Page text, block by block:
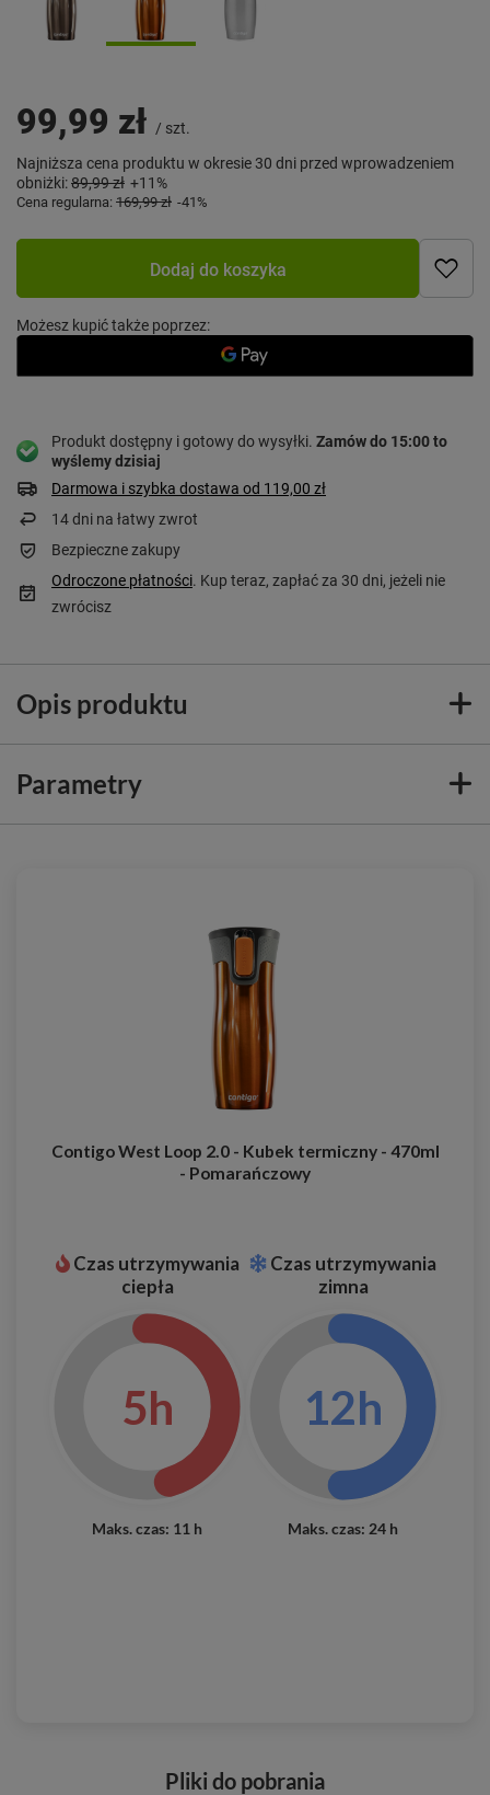
99,99 zł / szt.
Najniższa cena produktu w okresie 30 dni przed wprowadzeniem
obniżki:89,99 zł +11%
Cena regularna: 169,99 zł -41%
Dodaj do koszyka
Możesz kupić także poprzez:
Produkt dostępny i gotowy do wysyłki Zamów do 15:00 to
wyślemy dzisiaj
Darmowa i szybka dostawa od 119,00 zł
14dni na łatwy zwrot
Bezpieczne zakupy
Odroczone płatności. Kup teraz, zapłać za 30 dni, jeżeli nie
zwrócisz
Opis produktu
Parametry
Contigo West Loop 2.0 - Kubek termiczny - 470ml
- Pomarańczowy
Czas utrzymywania
ciepła
5h
Maks. czas: 11 h
Czas utrzymywania
zimna
12h
Maks. czas: 24 h
Pliki do pobrania